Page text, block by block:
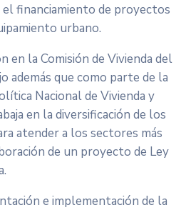
financiamiento de proyectos
urbano.
en la Comisión de Vivienda del
además que como parte de la
Nacional de Vivienda y
en la diversificación de los
atender a los sectores más
de un proyecto de Ley
e implementación de la